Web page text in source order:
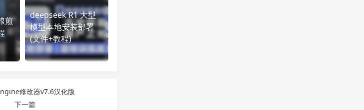
煎
deepseek R1 大型
模型本地安装部署
(文件+教程)
修改器v7.6汉化版
下一篇